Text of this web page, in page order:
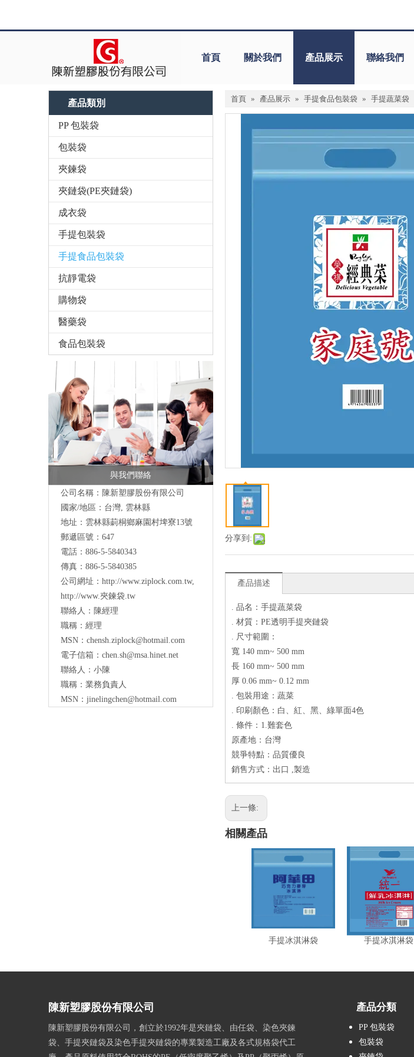
首頁 關於我們 產品展示 聯絡我們
產品類別
PP 包裝袋
包裝袋
夾鍊袋
夾鏈袋(PE夾鏈袋)
成衣袋
手提包裝袋
手提食品包裝袋
抗靜電袋
購物袋
醫藥袋
食品包裝袋
與我們聯絡
公司名稱：陳新塑膠股份有限公司
國家/地區：台灣, 雲林縣
地址： 雲林縣莿桐鄉麻園村埤寮13號
郵遞區號：647
電話：886-5-5840343
傳真：886-5-5840385
公司網址： http://www.ziplock.com.tw,
http://www.夾鍊袋.tw
聯絡人：陳經理
職稱：經理
MSN： chensh.ziplock@hotmail.com
電子信箱： chen.sh@msa.hinet.net
聯絡人：小陳
職稱：業務負責人
MSN： jinelingchen@hotmail.com
首頁 » 產品展示 » 手提食品包裝袋 » 手提蔬菜袋
分享到:
產品描述
. 品名：手提蔬菜袋
. 材質：PE透明手提夾鏈袋
. 尺寸範圍：
寬 140 mm~ 500 mm
長 160 mm~ 500 mm
厚 0.06 mm~ 0.12 mm
. 包裝用途：蔬菜
. 印刷顏色：白、紅、黑、綠單面4色
. 條件：1.難套色
原產地：台灣
競爭特點：品質優良
銷售方式：出口 ,製造
上一條:
相關產品
手提冰淇淋袋 手提冰淇淋袋
陳新塑膠股份有限公司
陳新塑膠股份有限公司，創立於1992年是夾鏈袋、由任袋、染色夾鍊
袋、手提夾鏈袋及染色手提夾鏈袋的專業製造工廠及各式規格袋代工
產品分類
PP 包裝袋
包裝袋